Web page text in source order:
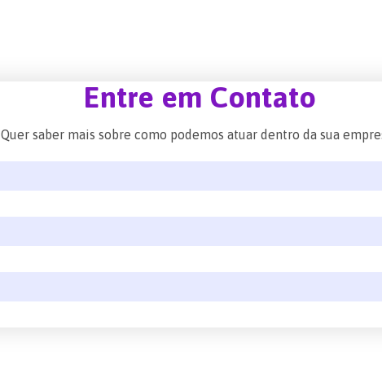
Entre em Contato
Quer saber mais sobre como podemos atuar dentro da sua